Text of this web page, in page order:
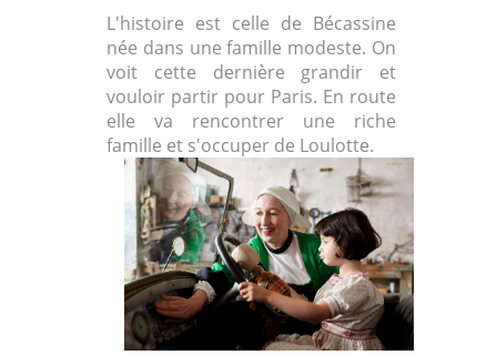
L'histoire est celle de Bécassine
née dans une famille modeste. On
voit cette dernière grandir et
vouloir partir pour Paris. En route
elle va rencontrer une riche
famille et s'occuper de Loulotte.